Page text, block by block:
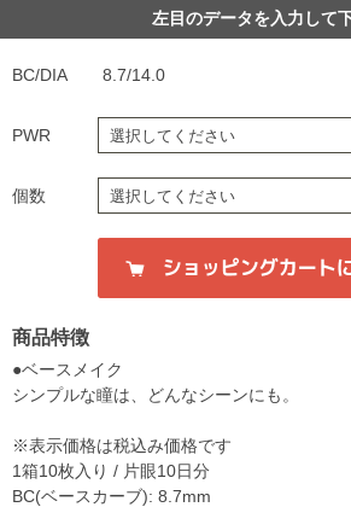
左目のデータを入力して
BC/DIA 8.7/14.0
PWR
個数
商品特徴
●ベースメイク
シンプルな瞳は、どんなシーンにも。
※表示価格は税込み価格です
1箱10枚入り / 片眼10日分
BC(ベースカーブ): 8.7mm